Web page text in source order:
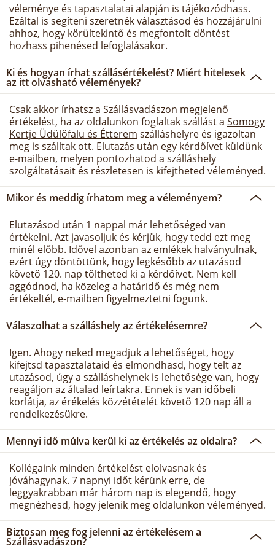
véleménye és tapasztalatai alapján is tájékozódhass.
Ezáltal is segíteni szeretnék választásod és hozzájárulni
ahhoz, hogy körültekintő és megfontolt döntést
hozhass pihenésed lefoglalásakor.
Ki és hogyan írhat szállásértékelést? Miért hitelesek
az itt olvasható vélemények?
Csak akkor írhatsz a Szállásvadászon megjelenő
értékelést, ha az oldalunkon foglaltak szállást a Somogy
Kertje Üdülőfalu és Étterem szálláshelyre és igazoltan
meg is szálltak ott. Elutazás után egy kérdőívet küldünk
e-mailben, melyen pontozhatod a szálláshely
szolgáltatásait és részletesen is kifejtheted véleményed.
Mikor és meddig írhatom meg a véleményem?
Elutazásod után 1 nappal már lehetőséged van
értékelni. Azt javasoljuk és kérjük, hogy tedd ezt meg
minél előbb. Idővel azonban az emlékek halványulnak,
ezért úgy döntöttünk, hogy legkésőbb az utazásod
követő 120. nap töltheted ki a kérdőívet. Nem kell
aggódnod, ha közeleg a határidő és még nem
értékeltél, e-mailben figyelmeztetni fogunk.
Válaszolhat a szálláshely az értékelésemre?
Igen. Ahogy neked megadjuk a lehetőséget, hogy
kifejtsd tapasztalataid és elmondhasd, hogy telt az
utazásod, úgy a szálláshelynek is lehetősége van, hogy
reagáljon az általad leírtakra. Ennek is van időbeli
korlátja, az érékelés közzétételét követő 120 nap áll a
rendelkezésükre.
Mennyi idő múlva kerül ki az értékelés az oldalra?
Kollégaink minden értékelést elolvasnak és
jóváhagynak. 7 napnyi időt kérünk erre, de
leggyakrabban már három nap is elegendő, hogy
megnézhesd, hogy jelenik meg oldalunkon véleményed.
Biztosan meg fog jelenni az értékelésem a
Szállásvadászon?